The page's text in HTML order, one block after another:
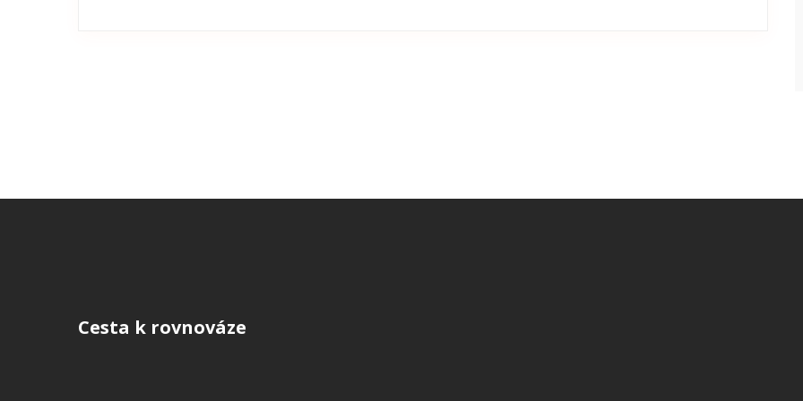
Cesta k rovnováze